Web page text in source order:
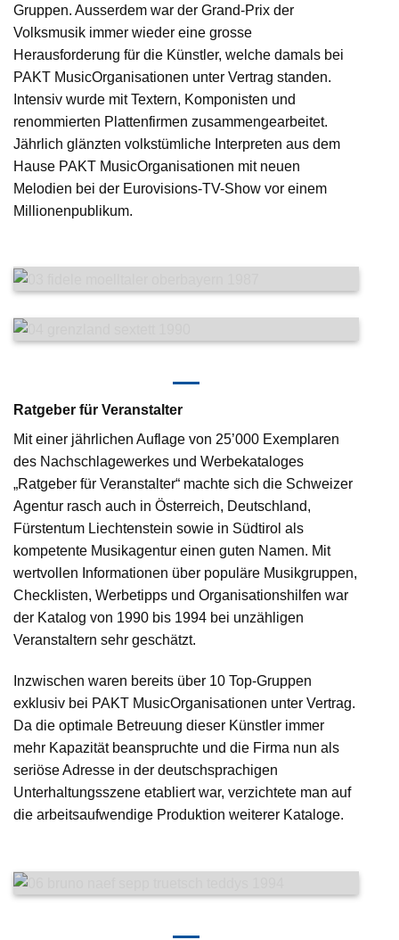
Gruppen. Ausserdem war der Grand-Prix der
Volksmusik immer wieder eine grosse
Herausforderung für die Künstler, welche damals bei
PAKT MusicOrganisationen unter Vertrag standen.
Intensiv wurde mit Textern, Komponisten und
renommierten Plattenfirmen zusammengearbeitet.
Jährlich glänzten volkstümliche Interpreten aus dem
Hause PAKT MusicOrganisationen mit neuen
Melodien bei der Eurovisions-TV-Show vor einem
Millionenpublikum.
Ratgeber für Veranstalter
Mit einer jährlichen Auflage von 25’000 Exemplaren
des Nachschlagewerkes und Werbekataloges
„Ratgeber für Veranstalter“ machte sich die Schweizer
Agentur rasch auch in Österreich, Deutschland,
Fürstentum Liechtenstein sowie in Südtirol als
kompetente Musikagentur einen guten Namen. Mit
wertvollen Informationen über populäre Musikgruppen,
Checklisten, Werbetipps und Organisationshilfen war
der Katalog von 1990 bis 1994 bei unzähligen
Veranstaltern sehr geschätzt.
Inzwischen waren bereits über 10 Top-Gruppen
exklusiv bei PAKT MusicOrganisationen unter Vertrag.
Da die optimale Betreuung dieser Künstler immer
mehr Kapazität beanspruchte und die Firma nun als
seriöse Adresse in der deutschsprachigen
Unterhaltungsszene etabliert war, verzichtete man auf
die arbeitsaufwendige Produktion weiterer Kataloge.